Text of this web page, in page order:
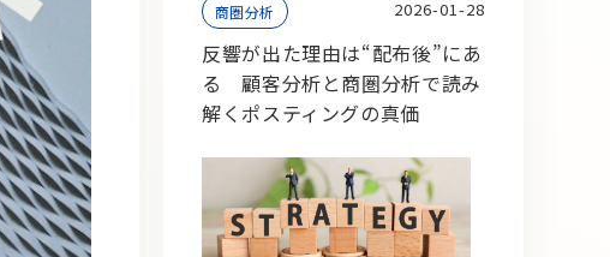
商圏分析 2026-01-28
反響が出た理由は“配布後”にあ
る 顧客分析と商圏分析で読み
解くポスティングの真価